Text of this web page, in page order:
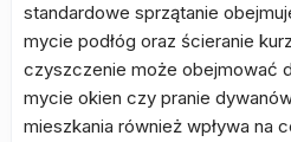
standardowe sprzątanie
mycie podłóg oraz ścieranie
czyszczenie może obejmować
mycie okien czy pranie
mieszkania również wpływa na